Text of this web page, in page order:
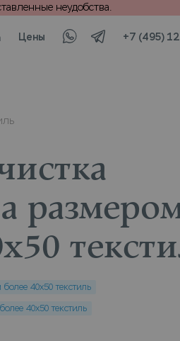
неудобства.
Цены +7 (495)
40х50 текстиль
40х50 текстиль